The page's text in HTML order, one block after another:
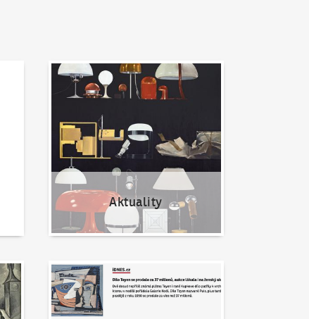
Aktuality
Aktuality
Napsali o nás